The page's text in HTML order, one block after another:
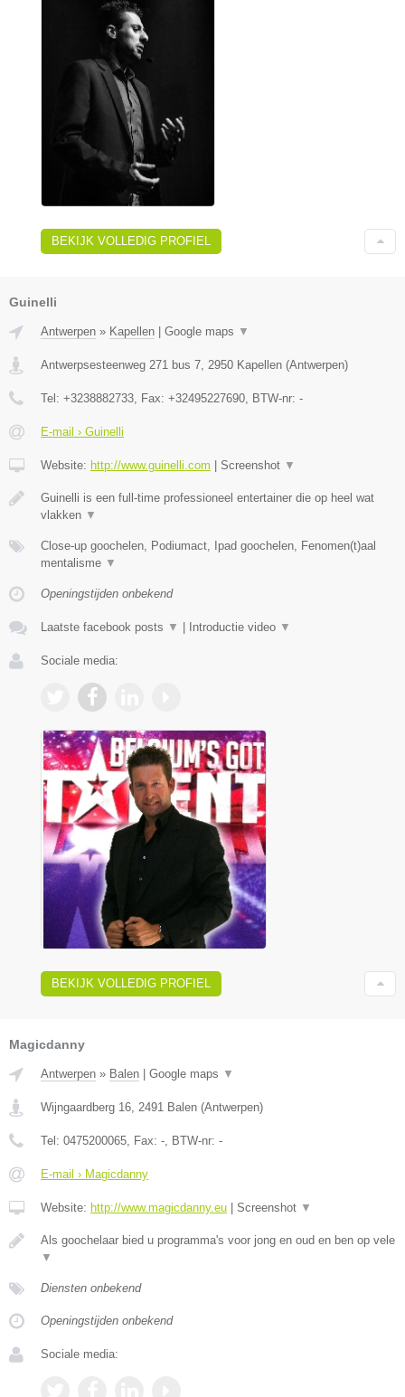
BEKIJK VOLLEDIG PROFIEL
Guinelli
Antwerpen » Kapellen Google maps ▼
Antwerpsesteenweg 271 bus 7 2950 Kapellen (Antwerpen)
Tel: +3238882733 , Fax: +32495227690 , BTW-nr: -
E-mail › Guinelli
Website: http://www.guinelli.com Screenshot ▼
Guinelli is een full-time professioneel entertainer die op heel wat
vlakken ▼
Close-up goochelen, Podiumact, Ipad goochelen, Fenomen(t)aal
mentalisme ▼
Openingstijden onbekend
Laatste facebook posts ▼ Introductie video ▼
Sociale media:
BEKIJK VOLLEDIG PROFIEL
Magicdanny
Antwerpen » Balen Google maps ▼
Wijngaardberg 16 2491 Balen (Antwerpen)
Tel: 0475200065 , Fax: - , BTW-nr: -
E-mail › Magicdanny
Website: http://www.magicdanny.eu Screenshot ▼
Als goochelaar bied u programma's voor jong en oud en ben op vele
▼
Diensten onbekend
Openingstijden onbekend
Sociale media: